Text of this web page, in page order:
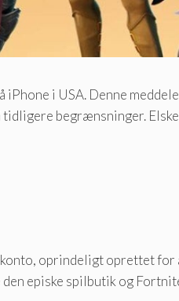
iPhone i USA. Denne
begrænsninger.
oprindeligt oprettet for
episke spilbutik og